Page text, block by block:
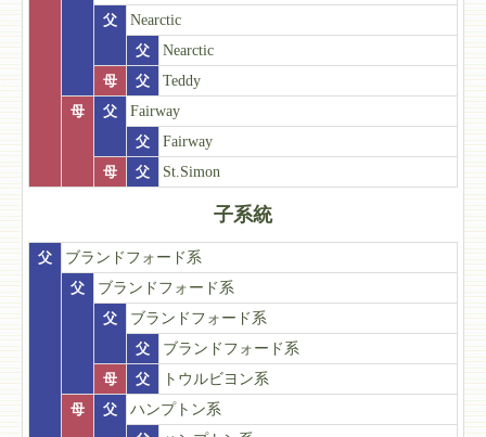
父
Nearctic
父
Nearctic
母
父
Teddy
母
父
Fairway
父
Fairway
母
父 St.Simon
子系統
父
ブランドフォード系
父
ブランドフォード系
父
ブランドフォード系
父
ブランドフォード系
母
父
トウルビヨン系
母
父
ハンプトン系